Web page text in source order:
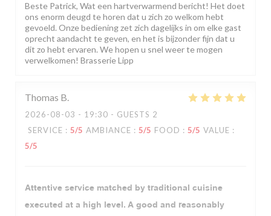
Beste Patrick, Wat een hartverwarmend bericht! Het doet
ons enorm deugd te horen dat u zich zo welkom hebt
gevoeld. Onze bediening zet zich dagelijks in om elke gast
oprecht aandacht te geven, en het is bijzonder fijn dat u
dit zo hebt ervaren. We hopen u snel weer te mogen
verwelkomen! Brasserie Lipp
Thomas B
2026-08-03 - 19:30 - GUESTS 2
SERVICE : 5/5 AMBIANCE : 5/5 FOOD : 5/5 VALUE :
5/5
Attentive service matched by traditional cuisine
executed at a high level. A good and reasonably